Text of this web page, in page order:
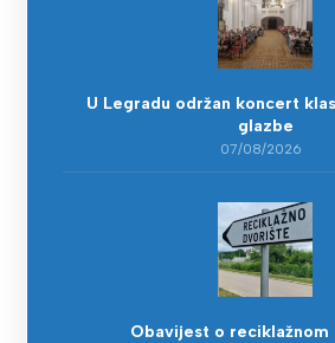
U Legradu održan koncert
glazbe
07/08/2026
Obavijest o reciklažnom